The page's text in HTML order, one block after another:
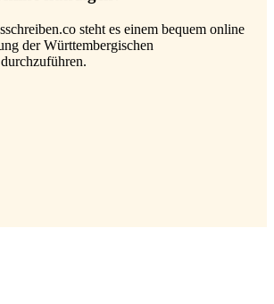
steht es einem bequem online
der Württembergischen